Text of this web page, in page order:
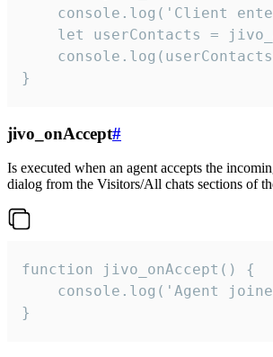
console.log('Client
let userContacts =
}
jivo_onAccept#
Is executed when an agent accepts the
dialog from the Visitors/All chats sections of
function jivo_onAccept() {
}